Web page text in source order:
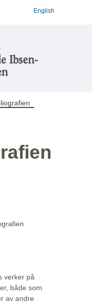
English
Ibsen-
verker på
både som
av andre